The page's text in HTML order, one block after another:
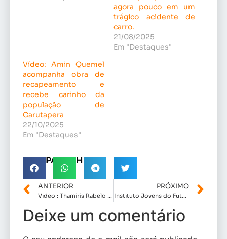
agora pouco em um
trágico acidente de
carro.
21/08/2025
Em "Destaques"
Vídeo: Amin Quemel
acompanha obra de
recapeamento e
recebe carinho da
população de
Carutapera
22/10/2025
Em "Destaques"
COMPARTILHE!
ANTERIOR
Video : Thamiris Rabelo se Destaca pelo Excelente Trabalho à Frente da Educação de Presidente Juscelino.
PRÓXIMO
Instituto Jovens do Futuro entrega 800 óculos e transforma visão em dignidade
Deixe um comentário